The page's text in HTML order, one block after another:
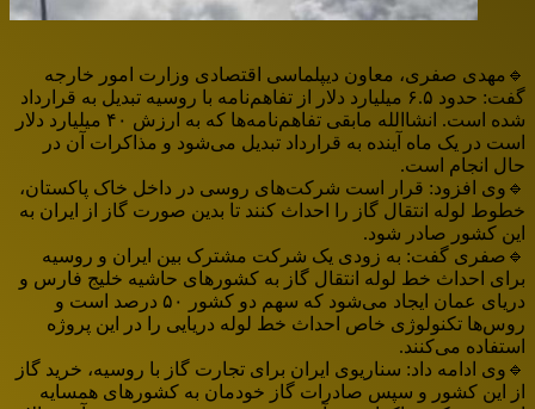
🔹مهدی صفری، معاون دیپلماسی اقتصادی وزارت امور خارجه
گفت: حدود ۶.۵ میلیارد دلار از تفاهم‌نامه با روسیه تبدیل به قرارداد
شده است. انشاالله مابقی تفاهم‌نامه‌ها که به ارزش ۴۰ میلیارد دلار
است در یک ماه آینده به قرارداد تبدیل می‌شود و مذاکرات آن در
حال انجام است.
🔹وی افزود: قرار است شرکت‌های روسی در داخل خاک پاکستان،
خطوط لوله انتقال گاز را احداث کنند تا بدین صورت گاز از ایران به
این کشور صادر شود.
🔹صفری گفت: به زودی یک شرکت مشترک بین ایران و روسیه
برای احداث خط لوله انتقال گاز به کشورهای حاشیه خلیج فارس و
دریای عمان ایجاد می‌شود که سهم دو کشور ۵۰ درصد است و
روس‌ها تکنولوژی خاص احداث خط لوله دریایی را در این پروژه
استفاده می‌کنند.
🔹وی ادامه داد: سناریوی ایران برای تجارت گاز با روسیه، خرید گاز
از این کشور و سپس صادرات گاز خودمان به کشورهای همسایه